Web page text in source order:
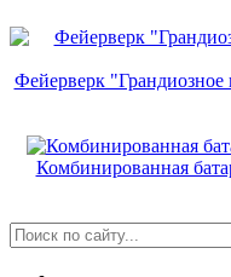
Фейерверк "Грандиозное
Комбинированная